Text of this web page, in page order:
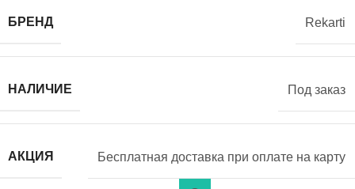
БРЕНД Rekarti
НАЛИЧИЕ Под заказ
АКЦИЯ Бесплатная доставка при оплате на карту